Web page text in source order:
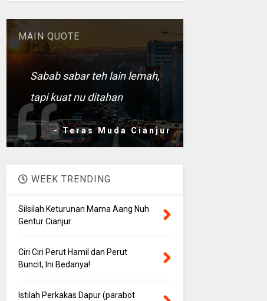
MAIN QUOTE
Sabab sabar teh lain lemah,
tapi kuat nu ditahan
- Teras Muda Cianjur
WEEK TRENDING
Silsilah Keturunan Mama Aang Nuh
Gentur Cianjur
Ciri Ciri Perut Hamil dan Perut
Buncit, Ini Bedanya!
Istilah Perkakas Dapur (parabot